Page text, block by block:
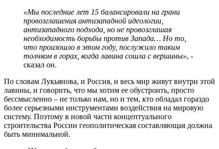
«Мы последние лет 15 балансировали на грани
провозглашения антизападной идеологии,
антизападного подхода, но не провозглашая
необходимость борьбы против Запада… Но то,
что произошло в этом году, послужило таким
толчком в горах, когда лавина сошла с вершины», -
сказал он.
По словам Лукьянова, и Россия, и весь мир живут внутри этой
лавины, и говорить, что мы хотим ее обустроить, просто
бессмысленно – не только нам, но и тем, кто обладал гораздо
более серьезными инструментами воздействия на мировую
систему. Поэтому в новой части концептуального
строительства России геополитическая составляющая должна
быть минимальной.